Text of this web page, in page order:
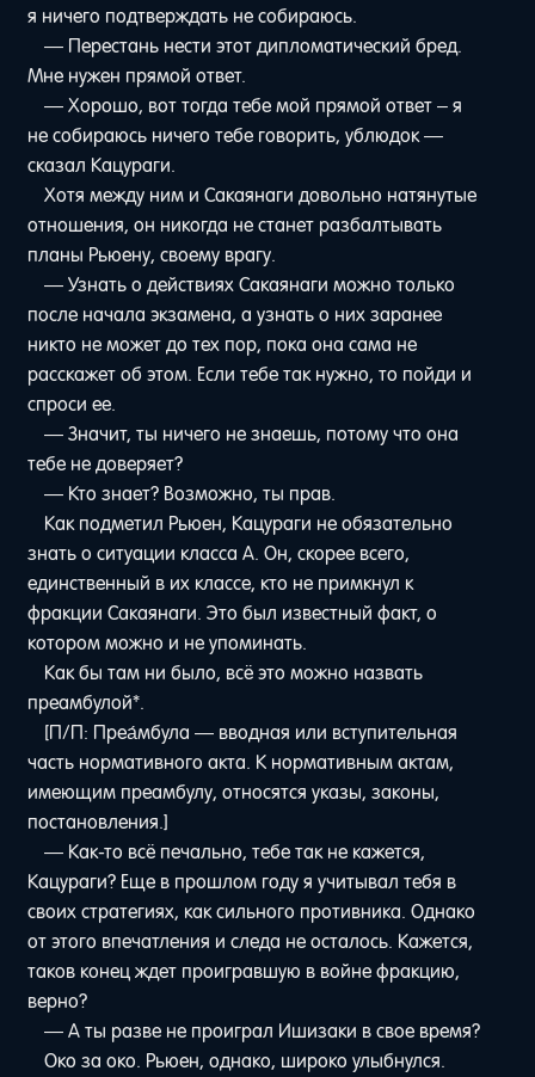
я ничего подтверждать не собираюсь.
— Перестань нести этот дипломатический бред.
Мне нужен прямой ответ.
— Хорошо, вот тогда тебе мой прямой ответ – я
не собираюсь ничего тебе говорить, ублюдок —
сказал Кацураги.
Хотя между ним и Сакаянаги довольно натянутые
отношения, он никогда не станет разбалтывать
планы Рьюену, своему врагу.
— Узнать о действиях Сакаянаги можно только
после начала экзамена, а узнать о них заранее
никто не может до тех пор, пока она сама не
расскажет об этом. Если тебе так нужно, то пойди и
спроси ее.
— Значит, ты ничего не знаешь, потому что она
тебе не доверяет?
— Кто знает? Возможно, ты прав.
Как подметил Рьюен, Кацураги не обязательно
знать о ситуации класса A. Он, скорее всего,
единственный в их классе, кто не примкнул к
фракции Сакаянаги. Это был известный факт, о
котором можно и не упоминать.
Как бы там ни было, всё это можно назвать
преамбулой*.
[П/П: Преа́мбула — вводная или вступительная
часть нормативного акта. К нормативным актам,
имеющим преамбулу, относятся указы, законы,
постановления.]
— Как-то всё печально, тебе так не кажется,
Кацураги? Еще в прошлом году я учитывал тебя в
своих стратегиях, как сильного противника. Однако
от этого впечатления и следа не осталось. Кажется,
таков конец ждет проигравшую в войне фракцию,
верно?
— А ты разве не проиграл Ишизаки в свое время?
Око за око. Рьюен, однако, широко улыбнулся.